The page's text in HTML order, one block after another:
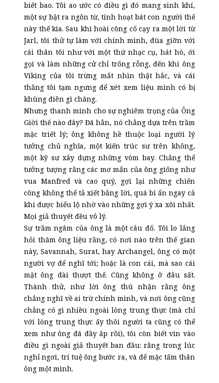
biết bao. Tôi ao ước có điều gì đó mang sinh khí,
một sự bật ra ngôn từ, tính hoạt bát con người thế
này thế kia. Sau khi hoài công cố cạy ra một lời từ
Jarl, tôi thử tự làm với chính mình, đùa giỡn với
cái thân tôi như với một thứ nhạc cụ, hát hò, ới
gọi và làm những cử chỉ trống rỗng, đến khi ông
Viking của tôi trừng mắt nhìn thật hắc, và cái
thằng tôi tạm ngưng để xét xem liệu mình có bị
khùng điên gì chăng.
Nhưng thanh minh cho sự nghiêm trọng của Ông
Giời thế nào đây? Đã hẳn, nó chẳng dựa trên trầm
mặc triết lý; ông không hề thuộc loại người lý
tưởng chủ nghĩa, một kiến trúc sư trên không,
một kỹ sư xây dựng những vòm bay. Chẳng thể
tưởng tượng rằng các mơ mẩn của ông giống như
vua Manfred và cao quý, gợi lại những chiến
công không thể tả xiết bằng lời, quá bí ẩn ngay cả
khi được biểu lộ nhờ vào những gợi ý xa xôi nhất.
Mọi giả thuyết đều vô lý.
Sự trầm ngâm của ông là một câu đố. Tôi lo lắng
hỏi thăm ông liệu rằng, có nơi nào trên thế gian
này, Savannah, Surat, hay Archangel, ông có một
người vợ để nghĩ tới; hoặc là con cái, mà sao cái
mặt ông dài thượt thế. Cũng không ở đâu sất.
Thành thử, như lời ông thú nhận rằng ông
chẳng nghĩ về ai trừ chính mình, và nơi ông cũng
chẳng có gì nhiều ngoài lòng trung thực (mà chỉ
với lòng trung thực ấy thôi người ta cũng có thể
xem như ông đã đầy ắp rồi), tôi còn biết vin vào
điều gì ngoài giả thuyết ban đầu: rằng trong lúc
nghỉ ngơi, trí tuệ ông bước ra, và để mặc tấm thân
ông một mình.